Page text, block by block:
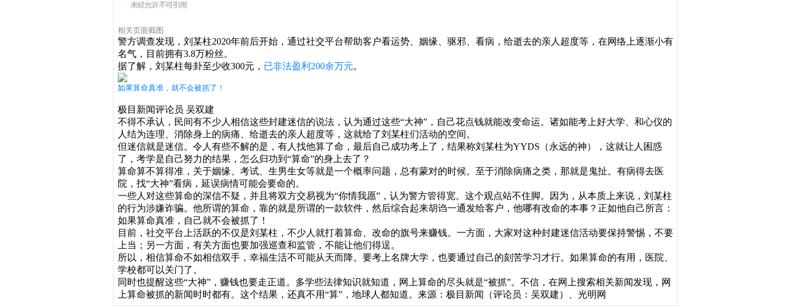
相关页面截图
警方调查发现，刘某柱2020年前后开始，通过社交平台帮助客户看运势、姻缘、驱邪、看病，给逝去的亲人超度等，在网络上逐渐小有
名气，目前拥有3.8万粉丝。
据了解，刘某柱每卦至少收300元， 已非法盈利200余万元。
如果算命真准，就不会被抓了！
极目新闻评论员 吴双建
不得不承认，民间有不少人相信这些封建迷信的说法，认为通过这些“大神”，自己花点钱就能改变命运。诸如能考上好大学、和心仪的
人结为连理、消除身上的病痛、给逝去的亲人超度等，这就给了刘某柱们活动的空间。
但迷信就是迷信。令人有些不解的是，有人找他算了命，最后自己成功考上了，结果称刘某柱为YYDS（永远的神），这就让人困惑
了，考学是自己努力的结果，怎么归功到“算命”的身上去了？
算命算不算得准，关于姻缘、考试、生男生女等就是一个概率问题，总有蒙对的时候。至于消除病痛之类，那就是鬼扯。有病得去医
院，找“大神”看病，延误病情可能会要命的。
一些人对这些算命的深信不疑，并且将双方交易视为“你情我愿”，认为警方管得宽。这个观点站不住脚。因为，从本质上来说，刘某柱
的行为涉嫌诈骗。他所谓的算命，靠的就是所谓的一款软件，然后综合起来胡诌一通发给客户，他哪有改命的本事？正如他自己所言：
如果算命真准，自己就不会被抓了！
目前，社交平台上活跃的不仅是刘某柱，不少人就打着算命、改命的旗号来赚钱。一方面，大家对这种封建迷信活动要保持警惕，不要
上当；另一方面，有关方面也要加强巡查和监管，不能让他们得逞。
所以，相信算命不如相信双手，幸福生活不可能从天而降。要考上名牌大学，也要通过自己的刻苦学习才行。如果算命的有用，医院、
学校都可以关门了。
同时也提醒这些“大神”，赚钱也要走正道。多学些法律知识就知道，网上算命的尽头就是“被抓”。不信，在网上搜索相关新闻发现，网
上算命被抓的新闻时时都有。这个结果，还真不用“算”，地球人都知道。 来源：极目新闻（评论员：吴双建）、光明网